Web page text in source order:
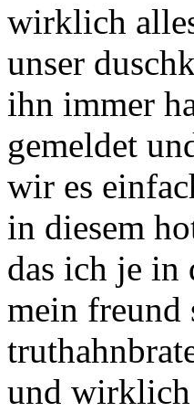
wirklich
unser
ihn immer
gemeldet
wir es
in diesem
das ich je in
mein freund
und wirklich